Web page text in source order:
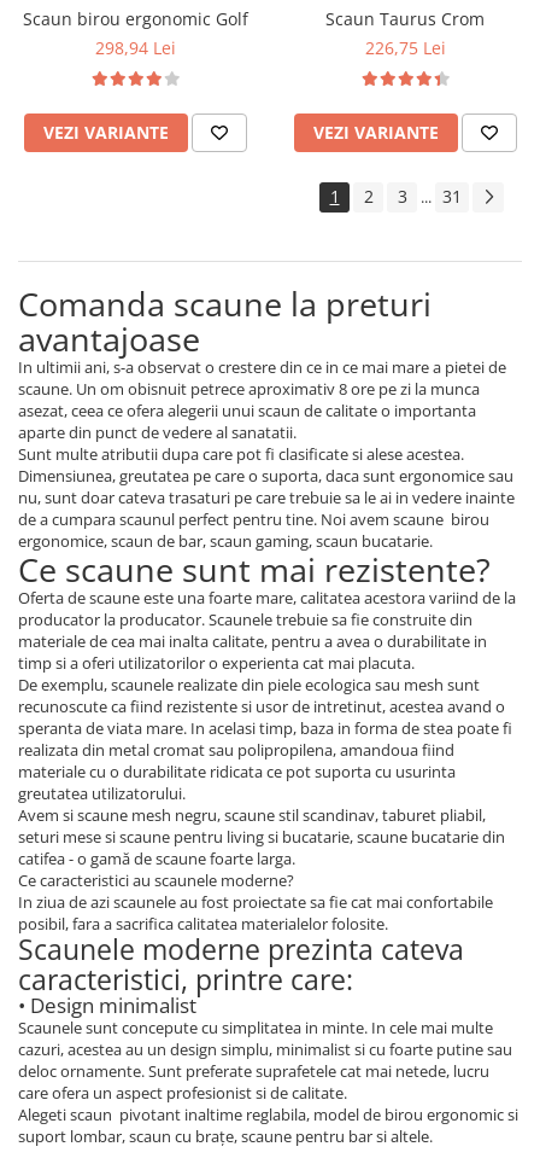
Scaun birou ergonomic Golf
298,94 Lei
VEZI VARIANTE
Scaun Taurus Crom
226,75 Lei
VEZI VARIANTE
1 2 3 ... 31
Comanda scaune la preturi
avantajoase
In ultimii ani, s-a observat o crestere din ce in ce mai mare a pietei de
scaune. Un om obisnuit petrece aproximativ 8 ore pe zi la munca
asezat, ceea ce ofera alegerii unui scaun de calitate o importanta
aparte din punct de vedere al sanatatii.
Sunt multe atributii dupa care pot fi clasificate si alese acestea.
Dimensiunea, greutatea pe care o suporta, daca sunt ergonomice sau
nu, sunt doar cateva trasaturi pe care trebuie sa le ai in vedere inainte
de a cumpara scaunul perfect pentru tine. Noi avem scaune birou
ergonomice, scaun de bar, scaun gaming, scaun bucatarie.
Ce scaune sunt mai rezistente?
Oferta de scaune este una foarte mare, calitatea acestora variind de la
producator la producator. Scaunele trebuie sa fie construite din
materiale de cea mai inalta calitate, pentru a avea o durabilitate in
timp si a oferi utilizatorilor o experienta cat mai placuta.
De exemplu, scaunele realizate din piele ecologica sau mesh sunt
recunoscute ca fiind rezistente si usor de intretinut, acestea avand o
speranta de viata mare. In acelasi timp, baza in forma de stea poate fi
realizata din metal cromat sau polipropilena, amandoua fiind
materiale cu o durabilitate ridicata ce pot suporta cu usurinta
greutatea utilizatorului.
Avem si scaune mesh negru, scaune stil scandinav, taburet pliabil,
seturi mese si scaune pentru living si bucatarie, scaune bucatarie din
catifea - o gamă de scaune foarte larga.
Ce caracteristici au scaunele moderne?
In ziua de azi scaunele au fost proiectate sa fie cat mai confortabile
posibil, fara a sacrifica calitatea materialelor folosite.
Scaunele moderne prezinta cateva
caracteristici, printre care:
• Design minimalist
Scaunele sunt concepute cu simplitatea in minte. In cele mai multe
cazuri, acestea au un design simplu, minimalist si cu foarte putine sau
deloc ornamente. Sunt preferate suprafetele cat mai netede, lucru
care ofera un aspect profesionist si de calitate.
Alegeti scaun pivotant inaltime reglabila, model de birou ergonomic si
suport lombar, scaun cu brațe, scaune pentru bar si altele.